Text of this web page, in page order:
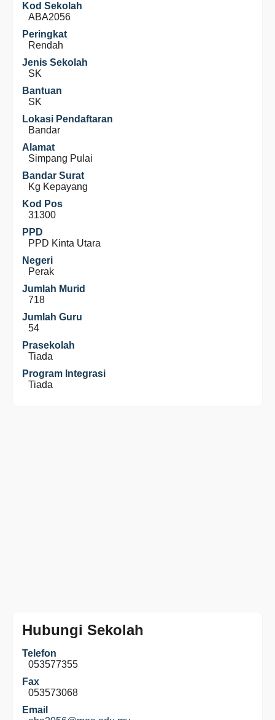
Kod Sekolah
ABA2056
Peringkat
Rendah
Jenis Sekolah
SK
Bantuan
SK
Lokasi Pendaftaran
Bandar
Alamat
Simpang Pulai
Bandar Surat
Kg Kepayang
Kod Pos
31300
PPD
PPD Kinta Utara
Negeri
Perak
Jumlah Murid
718
Jumlah Guru
54
Prasekolah
Tiada
Program Integrasi
Tiada
Hubungi Sekolah
Telefon
053577355
Fax
053573068
Email